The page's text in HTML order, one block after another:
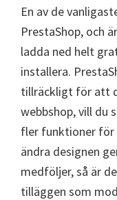
En av de
PrestaShop, och
ladda ned helt
installera.
tillräckligt för att
webbshop, vill du
fler funktioner för
ändra designen
medföljer, så är
tilläggen som